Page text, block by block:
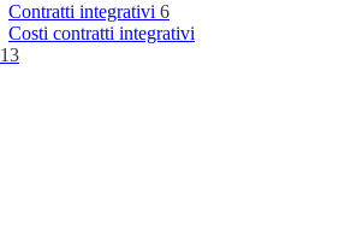
Contratti integrativi 6
Costi contratti integrativi
13